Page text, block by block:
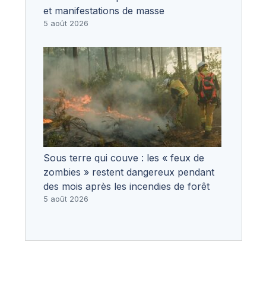
et manifestations de masse
5 août 2026
Sous terre qui couve : les « feux de
zombies » restent dangereux pendant
des mois après les incendies de forêt
5 août 2026